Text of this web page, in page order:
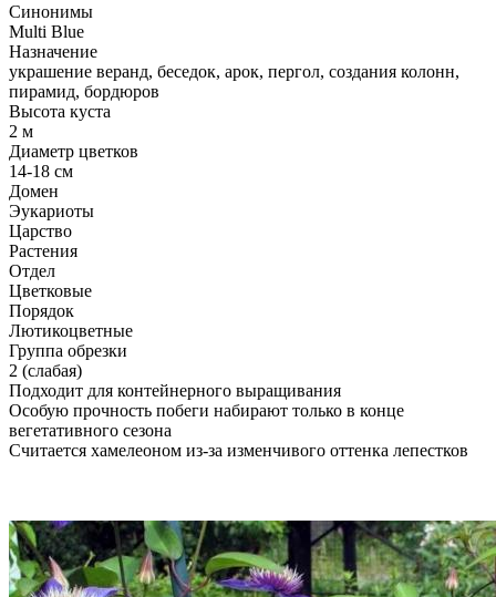
Синонимы
Multi Blue
Назначение
украшение веранд, беседок, арок, пергол, создания колонн,
пирамид, бордюров
Высота куста
2 м
Диаметр цветков
14-18 см
Домен
Эукариоты
Царство
Растения
Отдел
Цветковые
Порядок
Лютикоцветные
Группа обрезки
2 (слабая)
Подходит для контейнерного выращивания
Особую прочность побеги набирают только в конце
вегетативного сезона
Считается хамелеоном из-за изменчивого оттенка лепестков